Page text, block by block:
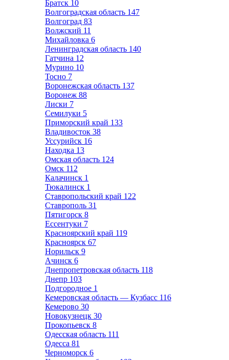
Братск 10
Волгоградская область 147
Волгоград 83
Волжский 11
Михайловка 6
Ленинградская область 140
Гатчина 12
Мурино 10
Тосно 7
Воронежская область 137
Воронеж 88
Лиски 7
Семилуки 5
Приморский край 133
Владивосток 38
Уссурийск 16
Находка 13
Омская область 124
Омск 112
Калачинск 1
Тюкалинск 1
Ставропольский край 122
Ставрополь 31
Пятигорск 8
Ессентуки 7
Красноярский край 119
Красноярск 67
Норильск 9
Ачинск 6
Днепропетровская область 118
Днепр 103
Подгородное 1
Кемеровская область — Кузбасс 116
Кемерово 30
Новокузнецк 30
Прокопьевск 8
Одесская область 111
Одесса 81
Черноморск 6